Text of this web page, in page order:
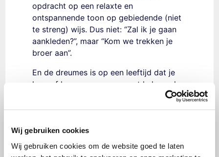
Wij gebruiken cookies
Wij gebruiken cookies om de website goed te laten
opdracht op een relaxte en
ontspannende toon op gebiedende (niet
te streng) wijs. Dus niet: “Zal ik je gaan
aankleden?”, maar “Kom we trekken je
broer aan”.
En de dreumes is op een leeftijd dat je
hem of haar soms even moet helpen als
het niet luistert. Dus als je kind toch
steeds op die kast blijft klimmen, til je
En probeer dan creatief (zoals in de
voorbeelden hierboven) te zijn, zodat je
zijn interesse verplaatst. En soms is het